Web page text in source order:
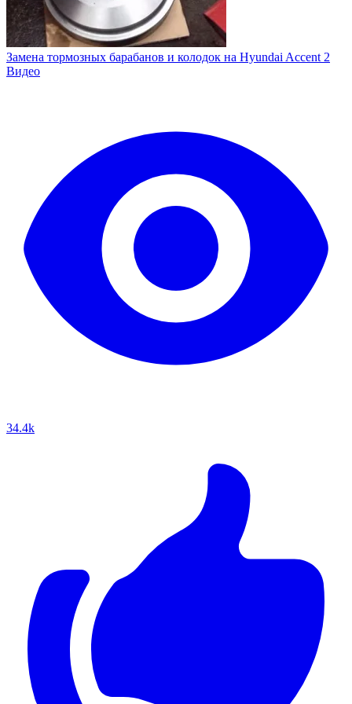
Замена тормозных барабанов и колодок на Hyundai Accent 2
Видео
34.4k